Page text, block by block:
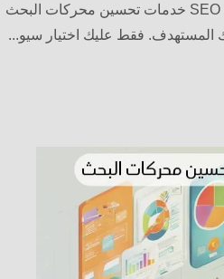
خدمات تحسين محركات البحث SEO خدمات تحسين محركات البحث